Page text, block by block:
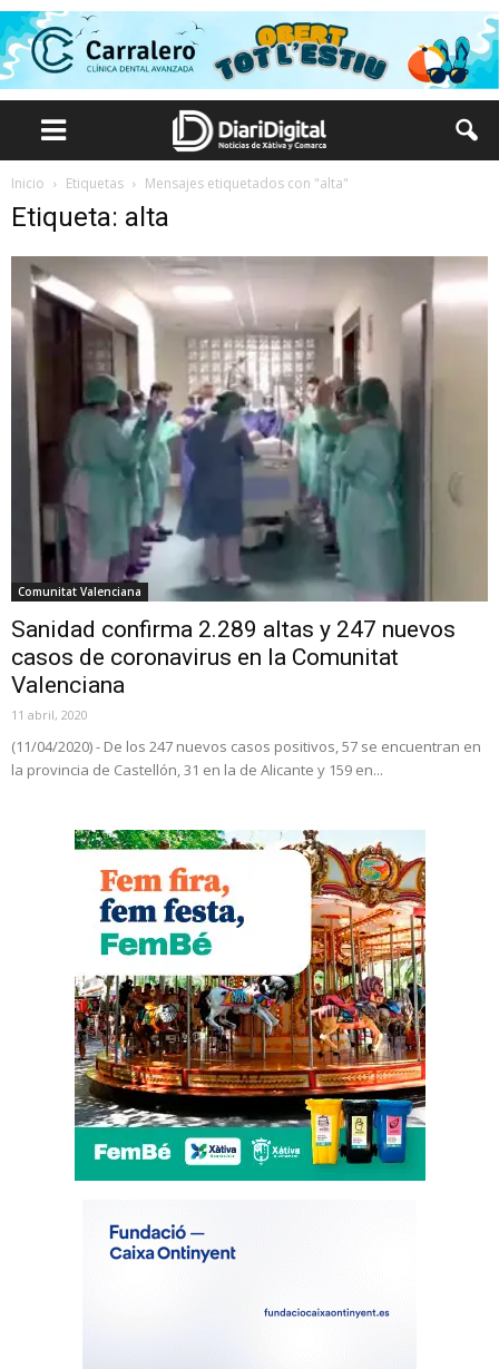
Inicio Etiquetas Mensajes etiquetados con "alta"
Etiqueta: alta
Comunitat Valenciana
Sanidad confirma 2.289 altas y 247 nuevos
casos de coronavirus en la Comunitat
Valenciana
11 abril, 2020
(11/04/2020) - De los 247 nuevos casos positivos, 57 se encuentran en
la provincia de Castellón, 31 en la de Alicante y 159 en...